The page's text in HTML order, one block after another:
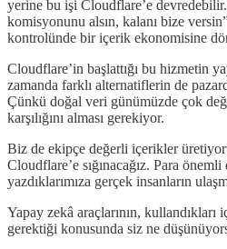
yerine bu işi Cloudflare’e
komisyonunu alsın, kalanı bize
kontrolünde bir içerik ekonomisine
Cloudflare’in başlattığı bu hizmetin
zamanda farklı alternatiflerin de
Çünkü doğal veri günümüzde çok
karşılığını alması gerekiyor.
Biz de ekipçe değerli içerikler
Cloudflare’e sığınacağız. Para
yazdıklarımıza gerçek insanların
Yapay zekâ araçlarının,
gerektiği konusunda siz ne